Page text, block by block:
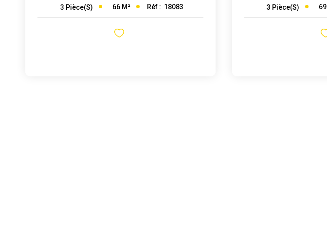
3 Pièce(s) 66 M² Réf : 18083 3 Pièce(s) 69